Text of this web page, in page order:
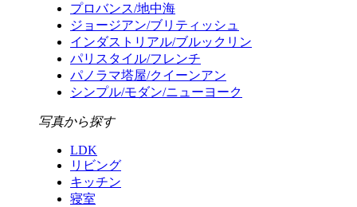
プロバンス/地中海
ジョージアン/ブリティッシュ
インダストリアル/ブルックリン
パリスタイル/フレンチ
パノラマ塔屋/クイーンアン
シンプル/モダン/ニューヨーク
写真から探す
LDK
リビング
キッチン
寝室